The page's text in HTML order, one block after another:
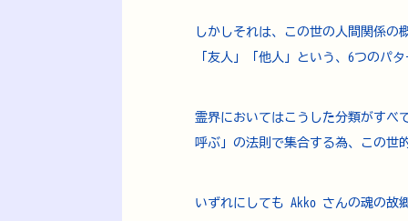
しかしそれは、この世の人間関係の
「友人」「他人」という、6つのパ
霊界においてはこうした分類がすべ
呼ぶ」の法則で集合する為、この世
いずれにしても Akko さんの魂の故